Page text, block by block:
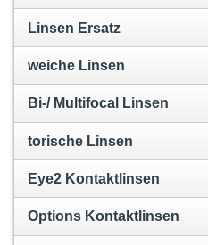
Linsen Ersatz
weiche Linsen
Bi-/ Multifocal Linsen
torische Linsen
Eye2 Kontaktlinsen
Options Kontaktlinsen